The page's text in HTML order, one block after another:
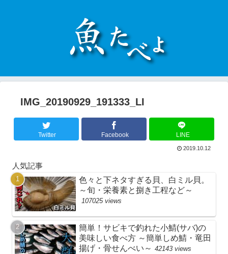
IMG_20190929_191333_LI
Twitter Facebook LINE
2019.10.12
人気記事
色々と下ネタすぎる貝、白ミル貝。
～旬・栄養素と捌き工程など～
107025 views
簡単！サビキで釣れた小鯖(サバ)の
美味しい食べ方 ～簡単しめ鯖・竜田
揚げ・骨せんべい～ 42143 views